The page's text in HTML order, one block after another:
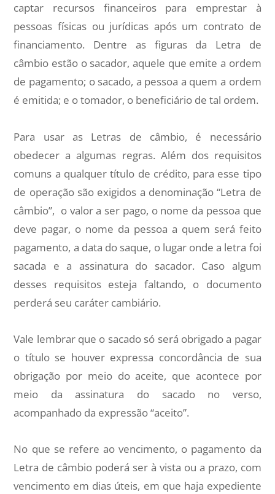
captar recursos financeiros para emprestar à
pessoas físicas ou jurídicas após um contrato de
financiamento. Dentre as figuras da Letra de
câmbio estão o sacador, aquele que emite a ordem
de pagamento; o sacado, a pessoa a quem a ordem
é emitida; e o tomador, o beneficiário de tal ordem.
Para usar as Letras de câmbio, é necessário
obedecer a algumas regras. Além dos requisitos
comuns a qualquer título de crédito, para esse tipo
de operação são exigidos a denominação “Letra de
câmbio”, o valor a ser pago, o nome da pessoa que
deve pagar, o nome da pessoa a quem será feito
pagamento, a data do saque, o lugar onde a letra foi
sacada e a assinatura do sacador. Caso algum
desses requisitos esteja faltando, o documento
perderá seu caráter cambiário.
Vale lembrar que o sacado só será obrigado a pagar
o título se houver expressa concordância de sua
obrigação por meio do aceite, que acontece por
meio da assinatura do sacado no verso,
acompanhado da expressão “aceito”.
No que se refere ao vencimento, o pagamento da
Letra de câmbio poderá ser à vista ou a prazo, com
vencimento em dias úteis, em que haja expediente